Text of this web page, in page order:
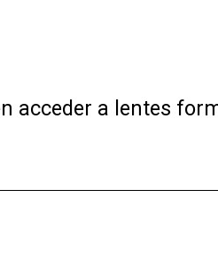
a lentes